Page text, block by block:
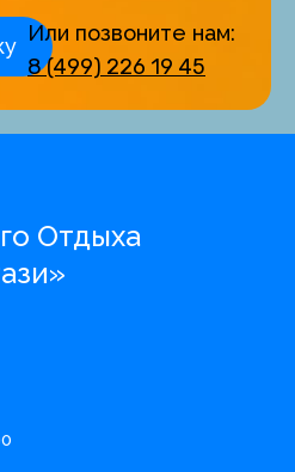
Или позвоните нам:
8 (499) 226 19 45
Отдыха